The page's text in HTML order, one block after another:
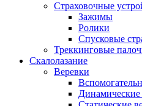
Страховочные
Зажимы
Ролики
Спусковые
Треккинговые
Скалолазание
Веревки
Динамические